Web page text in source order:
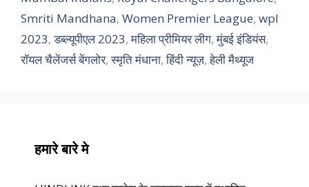
Smriti Mandhana, Women Premier League, wpl
2023,डब्ल्यूपीएल 2023,महिला प्रीमियर लीग,मुंबई इंडियंस,
रॉयल चैलेंजर्स बेंगलोर,स्मृति मंधाना,हिंदी न्यूज़,हेली मैथ्यूज
हमारे बारे मे